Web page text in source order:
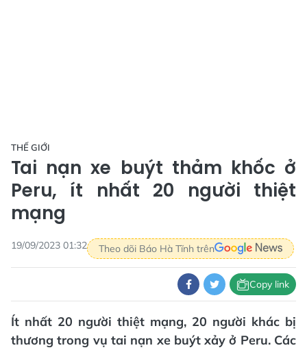
THẾ GIỚI
Tai nạn xe buýt thảm khốc ở
Peru, ít nhất 20 người thiệt
mạng
19/09/2023 01:32 Theo dõi Báo Hà Tĩnh trên
Copy link
Ít nhất 20 người thiệt mạng, 20 người khác bị
thương trong vụ tai nạn xe buýt xảy ở Peru. Các